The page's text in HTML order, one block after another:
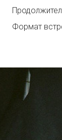
Формат